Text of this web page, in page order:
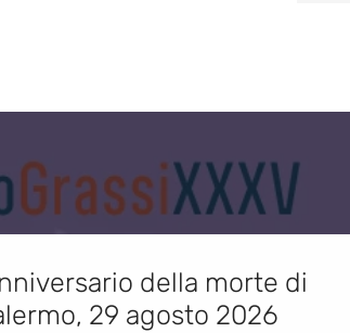
della morte di
29 agosto 2026